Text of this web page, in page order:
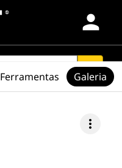
person
search
more_vert
Ferramentas Galeria